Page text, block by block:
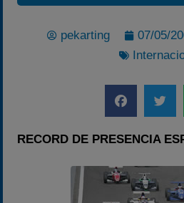
pekarting 07/05/
RECORD DE PRESENCIA